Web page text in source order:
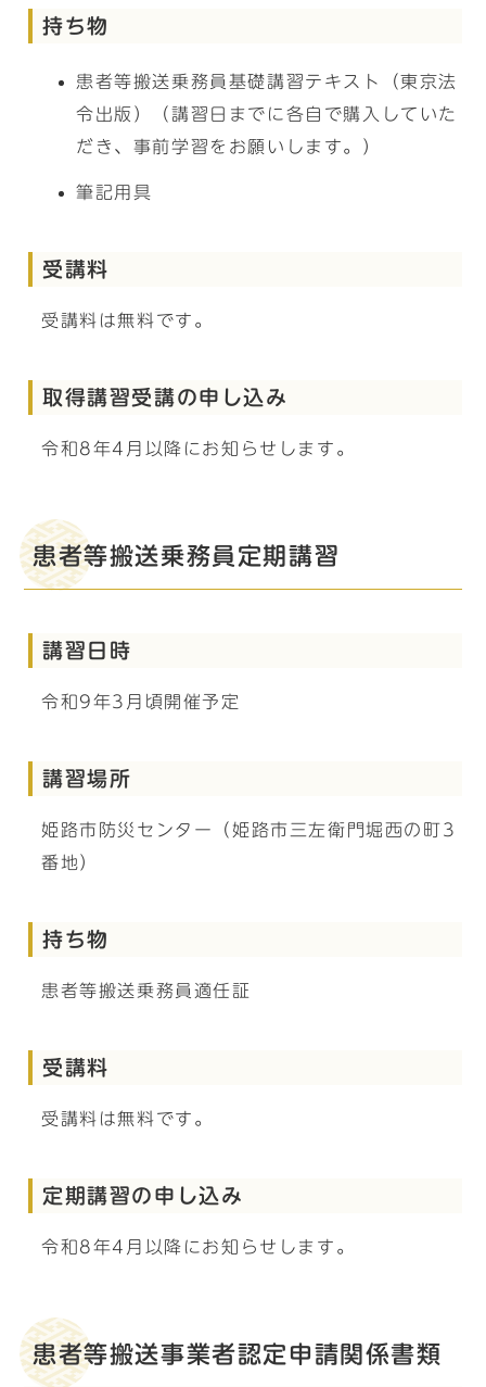
持ち物
患者等搬送乗務員基礎講習テキスト（東京法
令出版）（講習日までに各自で購入していた
だき、事前学習をお願いします。）
筆記用具
受講料
受講料は無料です。
取得講習受講の申し込み
令和8年4月以降にお知らせします。
患者等搬送乗務員定期講習
講習日時
令和9年3月頃開催予定
講習場所
姫路市防災センター（姫路市三左衛門堀西の町3
番地）
持ち物
患者等搬送乗務員適任証
受講料
受講料は無料です。
定期講習の申し込み
令和8年4月以降にお知らせします。
患者等搬送事業者認定申請関係書類